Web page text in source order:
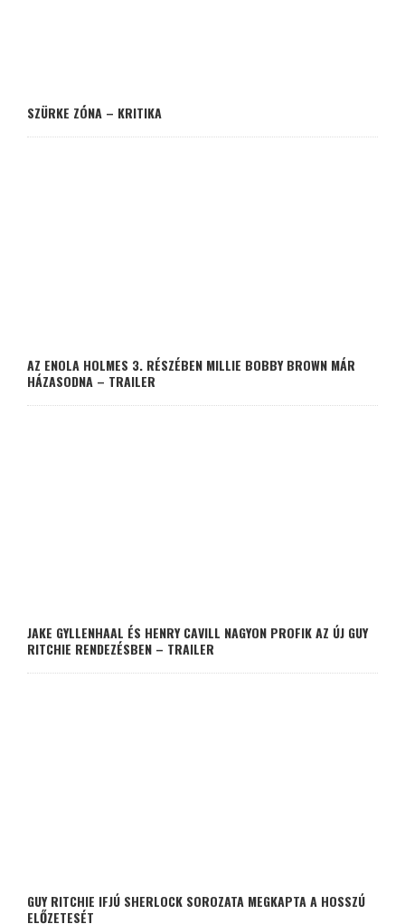
SZÜRKE ZÓNA – KRITIKA
AZ ENOLA HOLMES 3. RÉSZÉBEN MILLIE BOBBY BROWN MÁR
HÁZASODNA – TRAILER
JAKE GYLLENHAAL ÉS HENRY CAVILL NAGYON PROFIK AZ ÚJ GUY
RITCHIE RENDEZÉSBEN – TRAILER
GUY RITCHIE IFJÚ SHERLOCK SOROZATA MEGKAPTA A HOSSZÚ
ELŐZETESÉT